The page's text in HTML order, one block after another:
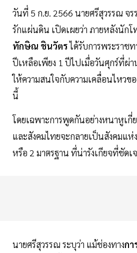
วันที่ 5 ก.ย. 2566 นายศรีสุวรรณ จร
รักแผ่นดิน เปิดเผยว่า ภายหลังนักโ
ทักษิณ ชินวัตรได้รับการพระราช
ปีเหลือเพียง 1 ปีไปเมื่อวันศุกร์ที่ผ่า
ให้ความสนใจกับความเคลื่อนไหว
นี้
โดยเฉพาะการพูดกันอย่างหนาหูเกี่
และสังคมไทยจะกลายเป็นสังคมแห่
หรือ 2 มาตรฐาน ที่น่ารังเกียจที่ชัด
นายศรีสุวรรณ ระบุว่า แม้ช่องทางก